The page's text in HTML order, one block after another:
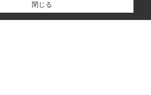
閉じる